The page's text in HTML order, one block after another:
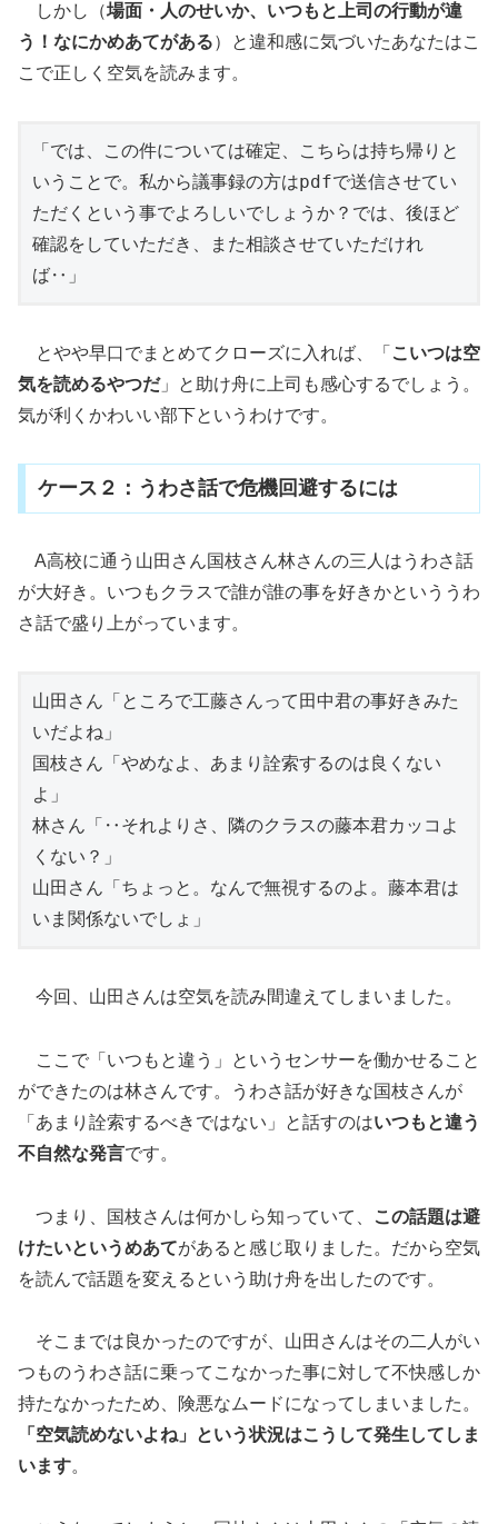
しかし（場面・人のせいか、いつもと上司の行動が違
う！なにかめあてがある）と違和感に気づいたあなたはこ
こで正しく空気を読みます。
「では、この件については確定、こちらは持ち帰りと
いうことで。私から議事録の方はpdfで送信させてい
ただくという事でよろしいでしょうか？では、後ほど
確認をしていただき、また相談させていただけれ
ば‥」
とやや早口でまとめてクローズに入れば、「 こいつは空
気を読めるやつだ」と助け舟に上司も感心するでしょう。
気が利くかわいい部下というわけです。
ケース２：うわさ話で危機回避するには
A高校に通う山田さん国枝さん林さんの三人はうわさ話
が大好き。いつもクラスで誰が誰の事を好きかといううわ
さ話で盛り上がっています。
山田さん「ところで工藤さんって田中君の事好きみた
いだよね」
国枝さん「やめなよ、あまり詮索するのは良くない
よ」
林さん「‥それよりさ、隣のクラスの藤本君カッコよ
くない？」
山田さん「ちょっと。なんで無視するのよ。藤本君は
いま関係ないでしょ」
今回、山田さんは空気を読み間違えてしまいました。
ここで「いつもと違う」というセンサーを働かせること
ができたのは林さんです。うわさ話が好きな国枝さんが
「あまり詮索するべきではない」と話すのはいつもと違う
不自然な発言です。
つまり、国枝さんは何かしら知っていて、
この話題は避
けたいというめあてがあると感じ取りました。だから空気
を読んで話題を変えるという助け舟を出したのです。
そこまでは良かったのですが、山田さんはその二人がい
つものうわさ話に乗ってこなかった事に対して不快感しか
持たなかったため、険悪なムードになってしまいました。
「空気読めないよね」という状況はこうして発生してしま
います。